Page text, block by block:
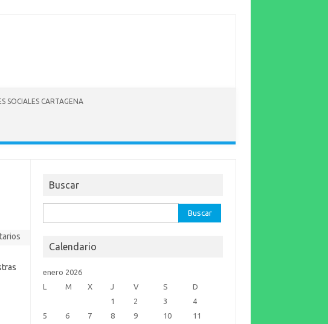
SOCIALES CARTAGENA
Buscar
Calendario
enero 2026
L
M X J V S D
1 2 3
4
5
6 7 8 9 10
11